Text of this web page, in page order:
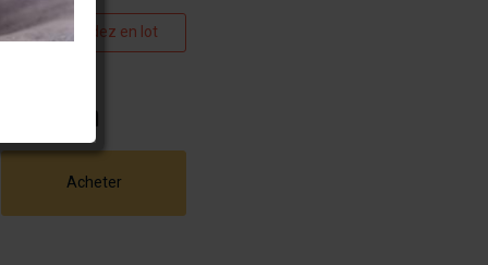
Commandez en lot
Acheter